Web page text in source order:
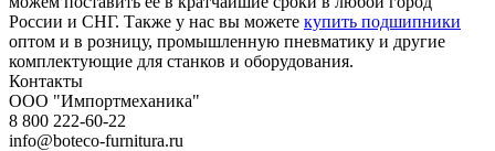
России и СНГ. Также у нас вы можете купить подшипники
оптом и в розницу, промышленную пневматику и другие
комплектующие для станков и оборудования.
Контакты
ООО "Импортмеханика"
8 800 222-60-22
info@boteco-furnitura.ru